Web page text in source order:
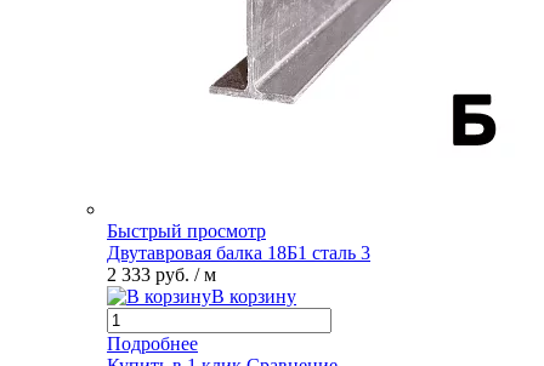
Быстрый просмотр
Двутавровая балка 18Б1 сталь 3
2 333 руб. / м
В корзину
Подробнее